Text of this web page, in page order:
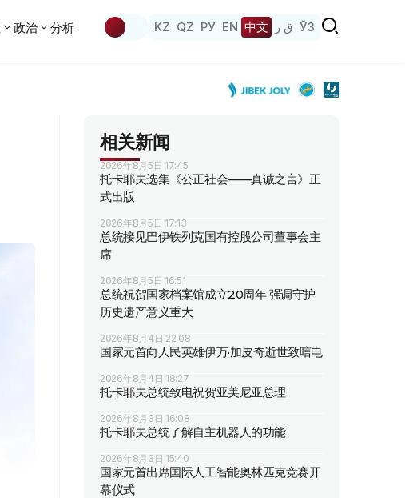
政治 分析 KZ QZ РУ EN 中文 ق ز ЎЗ
相关新闻
2026年8月5日 17:45
托卡耶夫选集《公正社会——真诚之言》正
式出版
2026年8月5日 17:13
总统接见巴伊铁列克国有控股公司董事会主
席
2026年8月5日 16:51
总统祝贺国家档案馆成立20周年 强调守护
历史遗产意义重大
2026年8月4日 22:08
国家元首向人民英雄伊万·加皮奇逝世致唁电
2026年8月4日 18:27
托卡耶夫总统致电祝贺亚美尼亚总理
2026年8月3日 16:08
托卡耶夫总统了解自主机器人的功能
2026年8月3日 15:40
国家元首出席国际人工智能奥林匹克竞赛开
幕仪式